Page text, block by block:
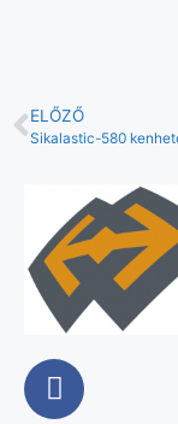
ELŐZŐ